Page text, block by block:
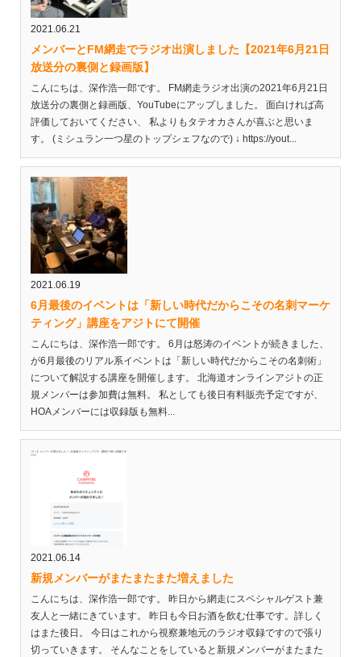
2021.06.21
メンバーとFM網走でラジオ出演しました【2021年6月21日
放送分の裏側と録画版】
こんにちは、深作浩一郎です。 FM網走ラジオ出演の2021年6月21日
放送分の裏側と録画版、YouTubeにアップしました。 面白ければ高
評価しておいてください、 私よりもタテオカさんが喜ぶと思いま
す。 (ミシュラン一つ星のトップシェフなので) ↓ https://yout...
2021.06.19
6月最後のイベントは「新しい時代だからこその名刺マーケ
ティング」講座をアジトにて開催
こんにちは、深作浩一郎です。 6月は怒涛のイベントが続きました、
が6月最後のリアル系イベントは「新しい時代だからこその名刺術」
について解説する講座を開催します。 北海道オンラインアジトの正
規メンバーは参加費は無料。 私としても後日有料販売予定ですが、
HOAメンバーには収録版も無料...
2021.06.14
新規メンバーがまたまたまた増えました
こんにちは、深作浩一郎です。 昨日から網走にスペシャルゲスト兼
友人と一緒にきています。 昨日も今日お酒を飲む仕事です。詳しく
はまた後日。 今日はこれから視察兼地元のラジオ収録ですので張り
切っていきます。 そんなことをしていると新規メンバーがまたまた